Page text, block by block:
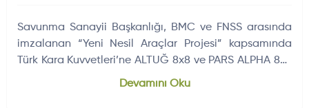
Savunma Sanayii Başkanlığı, BMC ve FNSS arasında
imzalanan “Yeni Nesil Araçlar Projesi” kapsamında
Türk Kara Kuvvetleri’ne ALTUĞ 8x8 ve PARS ALPHA 8x8
zırhlı araçlar teslim edilecek. İlk teslimatlar 2027’de
Devamını Oku